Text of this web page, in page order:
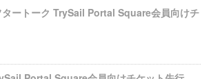
ートーク TrySail Portal Square会員向けチ